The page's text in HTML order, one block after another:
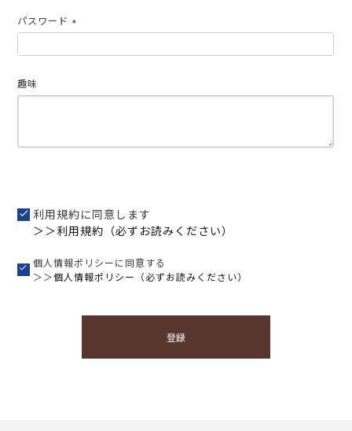
パスワード
須)
趣味
利用規約に同意します
＞＞利用規約（必ずお読みください）
個人情報ポリシーに同意する
＞＞個人情報ポリシー（必ずお読みください）
登録